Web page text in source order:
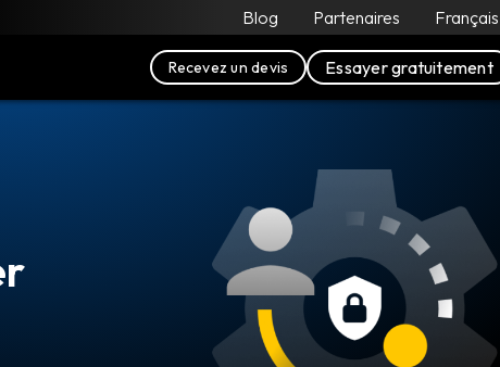
Blog Partenaires
Recevez un devis Essayer gratuitement